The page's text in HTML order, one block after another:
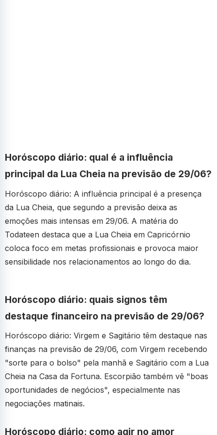
Horóscopo diário: qual é a influência
principal da Lua Cheia na previsão de 29/06?
Horóscopo diário: A influência principal é a presença
da Lua Cheia, que segundo a previsão deixa as
emoções mais intensas em 29/06. A matéria do
Todateen destaca que a Lua Cheia em Capricórnio
coloca foco em metas profissionais e provoca maior
sensibilidade nos relacionamentos ao longo do dia.
Horóscopo diário: quais signos têm
destaque financeiro na previsão de 29/06?
Horóscopo diário: Virgem e Sagitário têm destaque nas
finanças na previsão de 29/06, com Virgem recebendo
"sorte para o bolso" pela manhã e Sagitário com a Lua
Cheia na Casa da Fortuna. Escorpião também vê "boas
oportunidades de negócios", especialmente nas
negociações matinais.
Horóscopo diário: como agir no amor